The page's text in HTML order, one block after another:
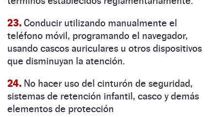
23. Conducir utilizando manualmente el
teléfono móvil, programando el navegador,
usando cascos auriculares u otros dispositivos
que disminuyan la atención.
24. No hacer uso del cinturón de seguridad,
sistemas de retención infantil, casco y demás
elementos de protección